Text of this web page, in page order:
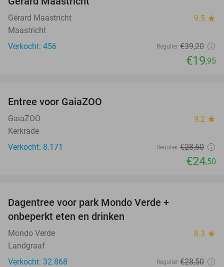
Gérard Maastricht 9.5 star
Maastricht
Verkocht: 456
Regulier €39,20
€19,95
Entree voor GaiaZOO
GaiaZOO 9.2 star
Kerkrade
Verkocht: 8.171
Regulier €28,50
€24,50
Dagentree voor park Mondo Verde +
onbeperkt eten en drinken
Mondo Verde 8.3 star
Landgraaf
Verkocht: 32.868
Regulier €28,50